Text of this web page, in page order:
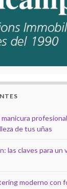
de tus uñas
las claves para un
moderno con